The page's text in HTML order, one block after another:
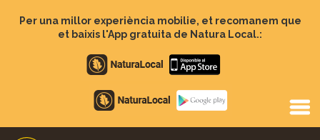
Per una millor experiència mobilie, et recomanem que
et baixis l'App gratuita de Natura Local.:
Apple
store
Google
Play